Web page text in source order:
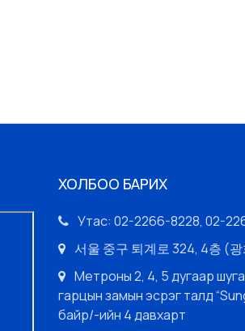
ХОЛБОО БАРИХ
Утас: 02-2266-8228, 02-
서울 중구 퇴계로 324, 4층 (
Метроны 2, 4, 5 дугаар
гарцын замын эсрэг талд
байр/-ийн 4 давхарт